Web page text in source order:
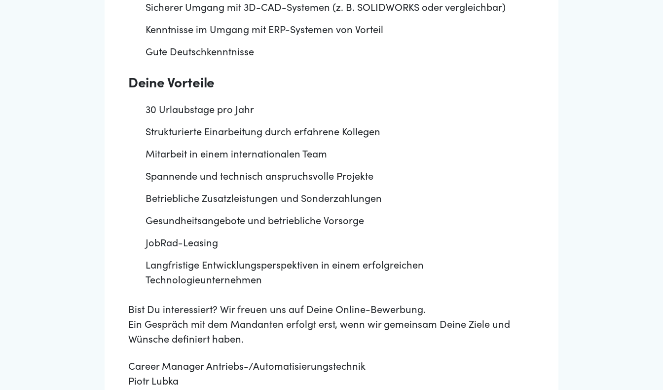
Sicherer Umgang mit 3D-CAD-Systemen (z. B. SOLIDWORKS oder vergleichbar)
Kenntnisse im Umgang mit ERP-Systemen von Vorteil
Gute Deutschkenntnisse
Deine Vorteile
30 Urlaubstage pro Jahr
Strukturierte Einarbeitung durch erfahrene Kollegen
Mitarbeit in einem internationalen Team
Spannende und technisch anspruchsvolle Projekte
Betriebliche Zusatzleistungen und Sonderzahlungen
Gesundheitsangebote und betriebliche Vorsorge
JobRad-Leasing
Langfristige Entwicklungsperspektiven in einem erfolgreichen
Technologieunternehmen
Bist Du interessiert? Wir freuen uns auf Deine Online-Bewerbung.
Ein Gespräch mit dem Mandanten erfolgt erst, wenn wir gemeinsam Deine Ziele und
Wünsche definiert haben.
Career Manager Antriebs-/Automatisierungstechnik
Piotr Lubka